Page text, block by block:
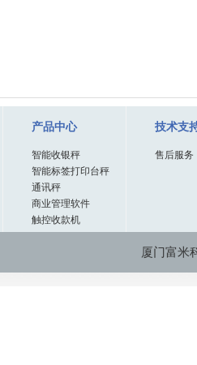
产品中心
智能收银秤
智能标签打印台秤
通讯秤
商业管理软件
触控收款机
技术支
售后服务
厦门富米